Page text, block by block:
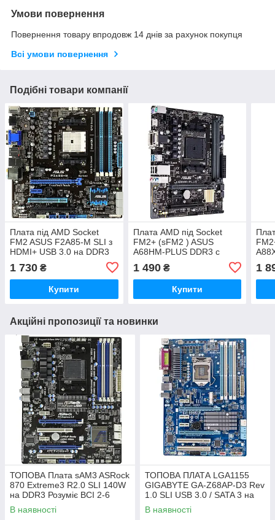
Умови повернення
Повернення товару впродовж 14 днів за рахунок покупця
Всі умови повернення
Подібні товари компанії
Плата під AMD Socket
FM2 ASUS F2A85-M SLI з
HDMI+ USB 3.0 на DDR3
підтримує до A10-6800K
sFM2
1 730 ₴
Купити
Плата AMD під Socket
FM2+ (sFM2 ) ASUS
A68HM-PLUS DDR3 c
PRO-8850B +X4 CARRIZO
FM2+
1 490₴
Купити
1
Акційні пропозиції та новинки
ТОПОВА Плата sAM3 ASRock
870 Extreme3 R2.0 SLI 140W
на DDR3 Розуміє ВСІ 2-6
ЯДЕРН ПРОЦИ + SATA III,
USB 3.0
В наявності
ТОПОВА ПЛАТА LGA1155
GIGABYTE GA-Z68AP-D3 Rev
1.0 SLI USB 3.0 / SATA 3 на
Z68 чіпсеті з ГАРАНТІЄЮ
В наявності